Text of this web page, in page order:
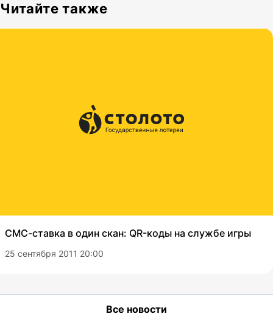
Читайте также
СМС-ставка в один скан: QR-коды на службе игры
25 сентября 2011 20:00
Все новости